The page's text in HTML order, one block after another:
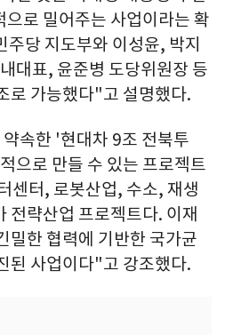
로 밀어주는 사업이라는 확
당 지도부와 이성윤, 박지
대표, 윤준병 도당위원장 등
로 가능했다"고 설명했다.
속한 '현대차 9조 전북투
으로 만들 수 있는 프로젝트
센터, 로봇산업, 수소, 재생
전략산업 프로젝트다. 이재
밀한 협력에 기반한 국가균
된 사업이다"고 강조했다.